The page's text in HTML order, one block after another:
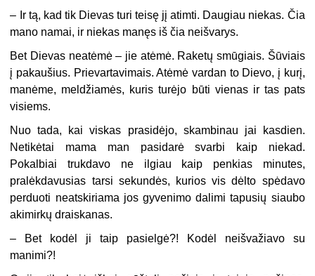
– Ir tą, kad tik Dievas turi teisę jį atimti. Daugiau niekas. Čia
mano namai, ir niekas manęs iš čia neišvarys.
Bet Dievas neatėmė – jie atėmė. Raketų smūgiais. Šūviais
į pakaušius. Prievartavimais. Atėmė vardan to Dievo, į kurį,
manėme, meldžiamės, kuris turėjo būti vienas ir tas pats
visiems.
Nuo tada, kai viskas prasidėjo, skambinau jai kasdien.
Netikėtai mama man pasidarė svarbi kaip niekad.
Pokalbiai trukdavo ne ilgiau kaip penkias minutes,
pralėkdavusias tarsi sekundės, kurios vis dėlto spėdavo
perduoti neatskiriama jos gyvenimo dalimi tapusių siaubo
akimirkų draiskanas.
– Bet kodėl ji taip pasielgė?! Kodėl neišvažiavo su
manimi?!